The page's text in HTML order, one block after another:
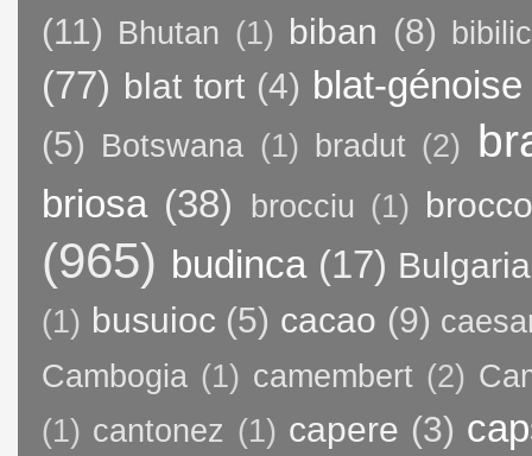
(11) Bhutan (1) biban (8)
(77) blat tort (4) blat-génoise
(5) Botswana (1) bradut (2)
briosa (38) brocciu (1)
(965) budinca (17) Bulgaria
(1) busuioc (5) cacao (9)
Cambogia (1) camembert (2)
(1) cantonez (1) capere (3)